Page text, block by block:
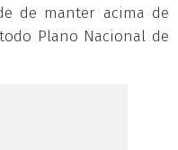
de manter acima de
Plano Nacional de